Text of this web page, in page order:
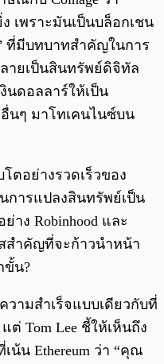
เพราะมันเป็นบล็อกเชน
ที่มีบทบาทสำคัญในการ
ายเป็นสินทรัพย์ดิจิทัล
งินดอลลาร์ให้เป็น
นๆ มาโทเคนไนซ์บน
โตอย่างรวดเร็วของ
การแปลงสินทรัพย์เป็น
ง Robinhood และ
สสำคัญที่จะก้าวนำหน้า
ขั้น?
วามสำเร็จแบบเดียวกับที่
แต่ Tom Lee ชี้ให้เห็นถึง
น้น Ethereum ว่า “คุณ